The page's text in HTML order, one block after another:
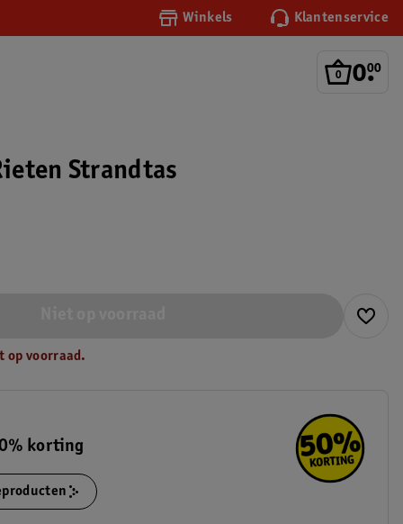
Winkels Klantenservice
0.
00
Strandtas
op voorraad.
korting